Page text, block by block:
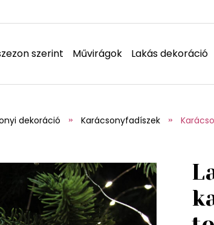
szerint Művirágok Lakás dekoráció
dekoráció Karácsonyfadíszek